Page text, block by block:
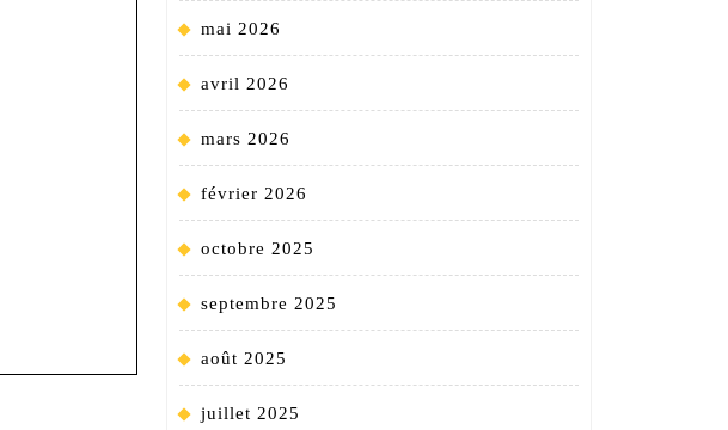
mai 2026
avril 2026
mars 2026
février 2026
octobre 2025
septembre 2025
août 2025
juillet 2025